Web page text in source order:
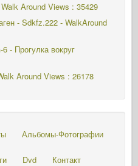
Around Views : 35429
- Sdkfz.222 - WalkAround
- Прогулка вокруг
Around Views : 26178
Альбомы-Фотографии
Dvd Контакт